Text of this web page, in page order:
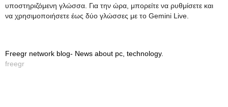
υποστηριζόμενη γλώσσα. Για την ώρα, μπορείτε να ρυθμίσετε και
να χρησιμοποιήσετε έως δύο γλώσσες με το Gemini Live.
Freegr network blog- News about pc, technology.
freegr